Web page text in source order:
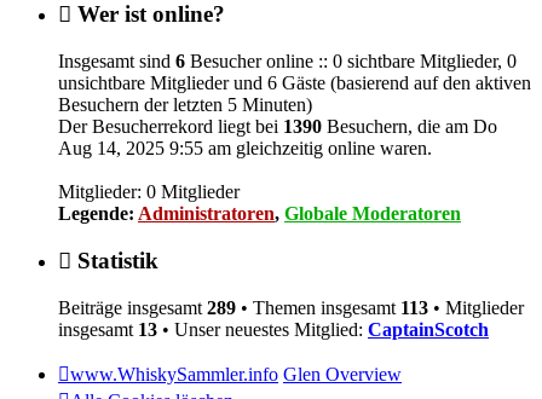
Wer ist online?
Insgesamt sind 6 Besucher online :: 0 sichtbare Mitglieder, 0
unsichtbare Mitglieder und 6 Gäste (basierend auf den aktiven
Besuchern der letzten 5 Minuten)
Der Besucherrekord liegt bei 1390 Besuchern, die am Do
Aug 14, 2025 9:55 am gleichzeitig online waren.
Mitglieder: 0 Mitglieder
Legende: Administratoren, Globale Moderatoren
Statistik
Beiträge insgesamt 289 • Themen insgesamt 113 • Mitglieder
insgesamt 13 • Unser neuestes Mitglied: CaptainScotch
www.WhiskySammler.info Glen Overview